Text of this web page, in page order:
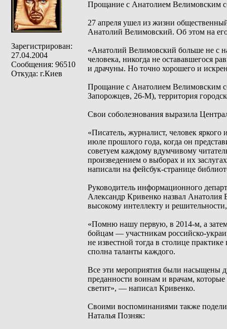
Зарегистрирован:
27.04.2004
Сообщения: 96510
Откуда: г.Киев
Прощание с Анатолием Велимовским
27 апреля ушел из жизни
Анатолий Велимовский. Об этом на
«Анатолий Велимовский больше не с
человека, никогда не остававшегося
и драчуны. Но точно хорошего и
Прощание с Анатолием Велимовским
Запорожцев, 26-М), территория
Свои соболезнования выразила
«Писатель, журналист, человек
июле прошлого года, когда он
советуем каждому вдумчивому
произведением о выборах и их
написали на фейсбук-странице
Руководитель информационного
Александр Кривенко назвал
высокому интеллекту и
«Помню нашу первую, в 2014-м, а
бойцам — участникам российско-
не известной тогда в столице
сполна таланты каждого.
Все эти мероприятия были насыщены
преданности воинам и врачам,
светит», — написал Кривенко.
Своими воспоминаниями также
Наталья Позняк: